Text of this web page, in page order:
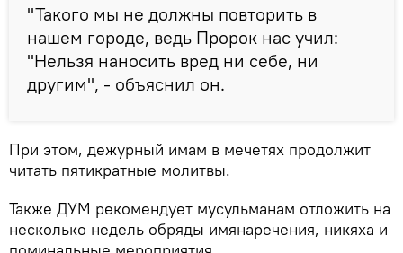
"Такого мы не должны повторить в
нашем городе, ведь Пророк нас учил:
"Нельзя наносить вред ни себе, ни
другим", - объяснил он.
При этом, дежурный имам в мечетях продолжит
читать пятикратные молитвы.
Также ДУМ рекомендует мусульманам отложить на
несколько недель обряды имянаречения, никяха и